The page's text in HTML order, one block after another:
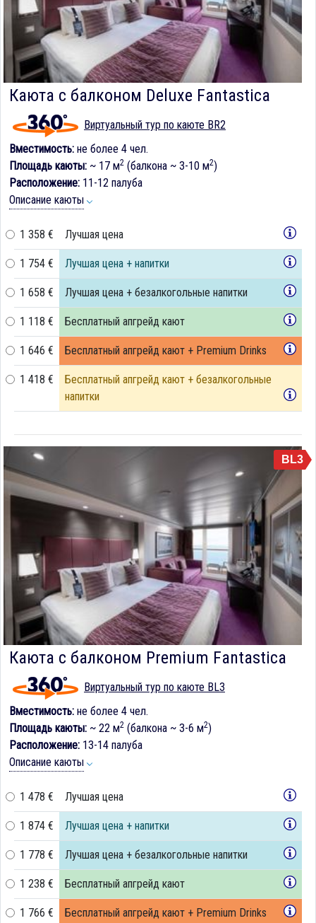
Каюта с балконом Deluxe Fantastica
Виртуальный тур по каюте BR2
Вместимость: не более 4 чел.
Площадь каюты: ~ 17 м2 (балкона ~ 3-10 м2)
Расположение: 11-12 палуба
Описание каюты
1 358 € Лучшая цена
1 754 € Лучшая цена + напитки
1 658 € Лучшая цена + безалкогольные напитки
1 118 € Бесплатный апгрейд кают
1 646 € Бесплатный апгрейд кают + Premium Drinks
1 418 €
Бесплатный апгрейд кают + безалкогольные
напитки
BL3
Каюта с балконом Premium Fantastica
Виртуальный тур по каюте BL3
Вместимость: не более 4 чел.
Площадь каюты: ~ 22 м2 (балкона ~ 3-6 м2)
Расположение: 13-14 палуба
Описание каюты
1 478 € Лучшая цена
1 874 € Лучшая цена + напитки
1 778 € Лучшая цена + безалкогольные напитки
1 238 € Бесплатный апгрейд кают
1 766 € Бесплатный апгрейд кают + Premium Drinks